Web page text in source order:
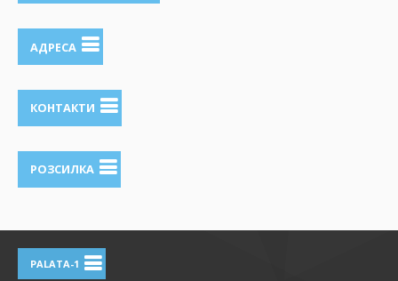
АДРЕСА
КОНТАКТИ
РОЗСИЛКА
PALATA-1